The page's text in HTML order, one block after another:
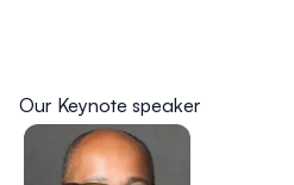
Our Keynote speaker